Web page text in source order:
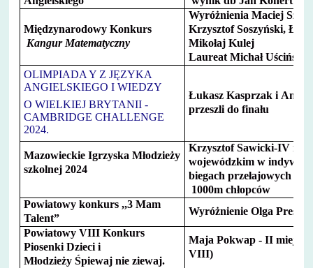
Międzynarodowy Konkurs
Kangur Matematyczny
Wyróżnienia Maciej
Krzysztof Soszyński,
Mikołaj Kulej
Laureat Michał Uściński
OLIMPIADAY Z JĘZYKA
ANGIELSKIEGO I WIEDZY
O WIELKIEJ BRYTANII -
CAMBRIDGE CHALLENGE
2024.
Łukasz Kasprzak i Anna
przeszli do finału
Mazowieckie Igrzyska Młodzieży
szkolnej 2024
Krzysztof Sawicki-IV
wojewódzkim w
biegach przełajowych na
1000m chłopców
Powiatowy konkurs ,,3 Mam
Talent”
Wyróżnienie Olga Preś
Powiatowy VIII Konkurs
Piosenki Dzieci i
Młodzieży Śpiewaj nie ziewaj.
Maja Pokwap - II
VIII)